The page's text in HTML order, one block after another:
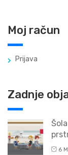
Moj račun
Prijava
Zadnje
6